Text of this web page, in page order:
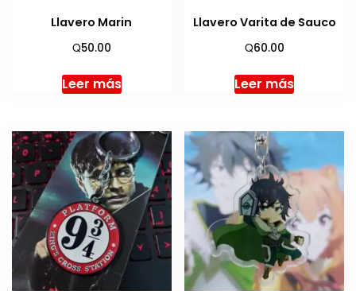
Llavero Marin
Q50.00
Leer más
Llavero Varita de Sauco
Q60.00
Leer más